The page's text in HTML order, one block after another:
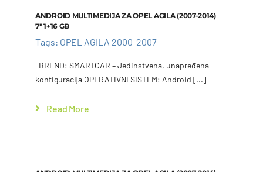
ANDROID MULTIMEDIJA ZA OPEL AGILA (2007-2014)
7″ 1+16 GB
Tags: OPEL AGILA 2000-2007
BREND: SMARTCAR – Jedinstvena, unapređena
konfiguracija OPERATIVNI SISTEM: Android [...]
Read More